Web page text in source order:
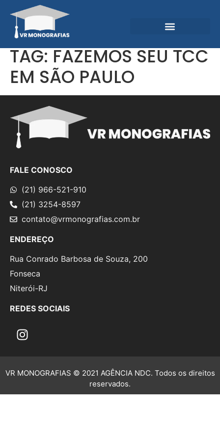
TAG:FAZEMOS SEU TCC
EM SÃO PAULO
FALE CONOSCO
(21) 966-521-910
(21) 3254-8597
contato@vrmonografias.com.br
ENDEREÇO
Rua Conrado Barbosa de Souza, 200
Fonseca
Niterói-RJ
REDES SOCIAIS
VR MONOGRAFIAS © 2021 AGÊNCIA NDC. Todos os direitos
reservados.